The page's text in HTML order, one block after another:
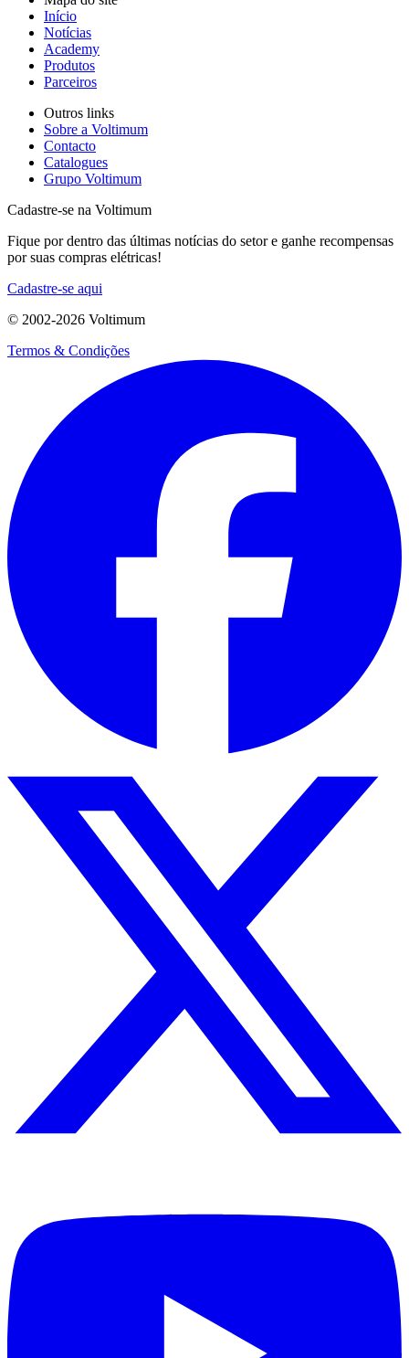
Início
Notícias
Academy
Produtos
Parceiros
Outros links
Sobre a Voltimum
Contacto
Catalogues
Grupo Voltimum
Cadastre-se na Voltimum
Fique por dentro das últimas notícias do setor e ganhe recompensas
por suas compras elétricas!
Cadastre-se aqui
© 2002-2026 Voltimum
Termos & Condições